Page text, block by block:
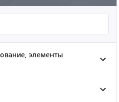
элементы